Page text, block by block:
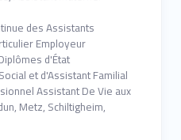
des Assistants
Employeur
d'État
et d'Assistant Familial
Assistant De Vie aux
Metz, Schiltigheim,